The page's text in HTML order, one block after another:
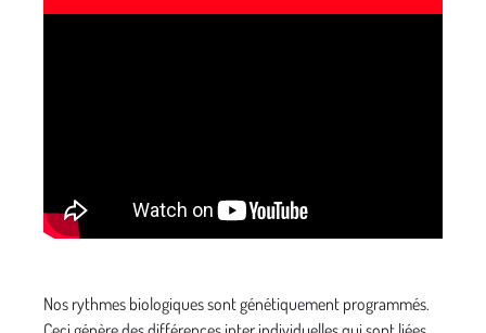
Nos rythmes biologiques sont génétiquement programmés.